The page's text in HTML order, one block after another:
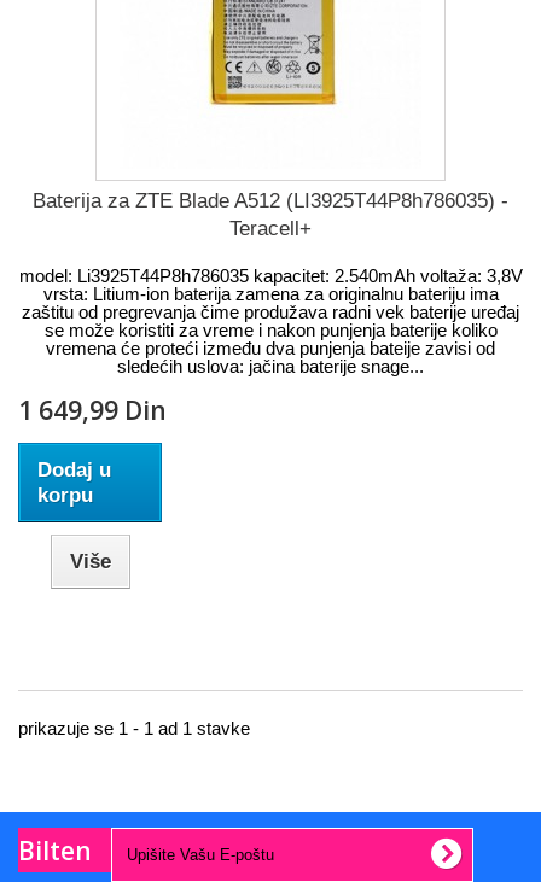
Baterija za ZTE Blade A512 (LI3925T44P8h786035) -
Teracell+
model: Li3925T44P8h786035 kapacitet: 2.540mAh voltaža: 3,8V
vrsta: Litium-ion baterija zamena za originalnu bateriju ima
zaštitu od pregrevanja čime produžava radni vek baterije uređaj
se može koristiti za vreme i nakon punjenja baterije koliko
vremena će proteći između dva punjenja bateije zavisi od
sledećih uslova: jačina baterije snage...
1 649,99 Din
Dodaj u
korpu
Više
prikazuje se 1 - 1 ad 1 stavke
Bilten